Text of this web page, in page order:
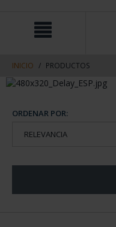
contenido
navegacin
INICIO PRODUCTOS
ORDENAR POR: